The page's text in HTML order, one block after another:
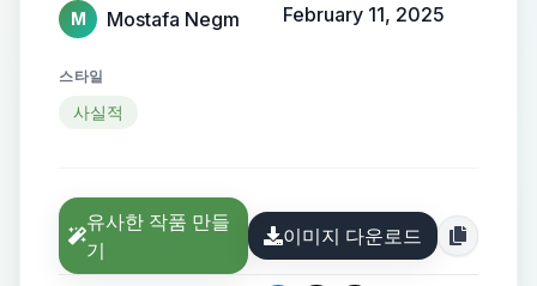
motion and high-end elegance.
M Mostafa Negm February 11, 2025
스타일
사실적
유사한 작품 만들
기
이미지 다운로드